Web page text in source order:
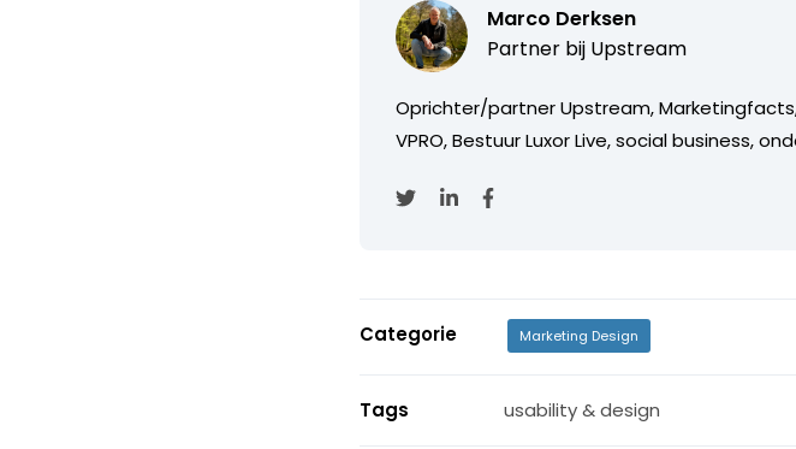
Marco Derksen
Partner bij Upstream
Oprichter/partner Upstream,
VPRO, Bestuur Luxor Live, social business,
Categorie Marketing Design
Tags usability & design